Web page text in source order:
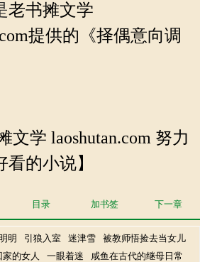
老书摊文学
提供的《择偶意向调
文学 laoshutan.com 努力
的小说】
目录 加书签 下一章
明 引狼入室 迷津雪
被教师悟捡去当女儿
家的女人 一眼着迷
咸鱼在古代的继母日常